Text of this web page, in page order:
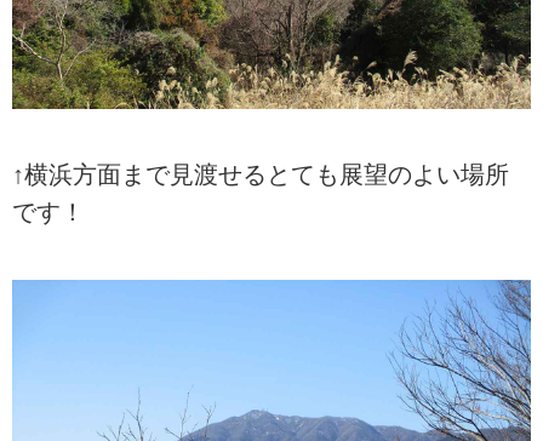
↑横浜方面まで見渡せるとても展望のよい場所
です！